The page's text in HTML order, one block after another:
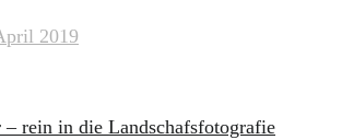
2019
– rein in die Landschafsfotografie